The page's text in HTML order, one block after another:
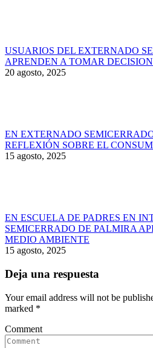
USUARIOS DEL EXTERNADO
APRENDEN A TOMAR
20 agosto, 2025
EN EXTERNADO
REFLEXIÓN SOBRE EL
15 agosto, 2025
EN ESCUELA DE PADRES EN
SEMICERRADO DE PALMIRA
MEDIO AMBIENTE
15 agosto, 2025
Deja una respuesta
Your email address will not be
marked *
Comment